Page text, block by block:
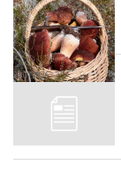
22.07.2026